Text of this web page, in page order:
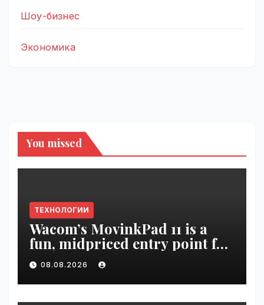
Шоу-бизнес
Экономика
You missed
ТЕХНОЛОГИИ
Wacom’s MovinkPad 11 is a
fun, midpriced entry point for
digital artists | VseTime.ru
08.08.2026